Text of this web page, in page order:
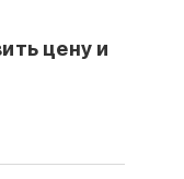
цену и